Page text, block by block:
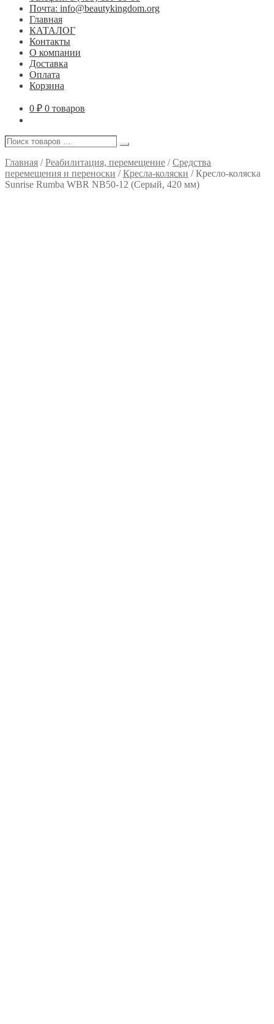
Почта: info@beautykingdom.org
Главная
КАТАЛОГ
Контакты
О компании
Доставка
Оплата
Корзина
0 ₽ 0 товаров
Поиск
…
Поиск
Главная /Реабилитация, перемещение /Средства
перемещения и переноски /Кресла-коляски /Кресло-коляска
Sunrise Rumba WBR NB50-12 (Серый, 420 мм)